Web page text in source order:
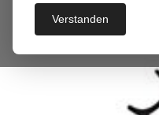
Verstanden